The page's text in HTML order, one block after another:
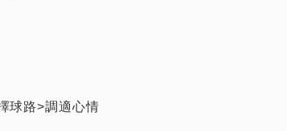
球路>調適心情